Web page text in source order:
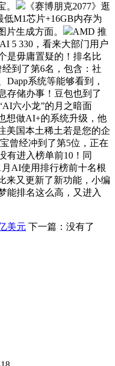
。
《赛博朋克2077》逛
M1芯片+16GB内存为
片生成方面。
AMD 推
5 330，看来大部门用户
是毋庸置疑的！排名比
到了第6名，包含：社
系统等能够看到，
存储办事！豆包也到了
六小龙”的月之暗面
想做AI+的系统升级，他
美国本土稀土若是您的企
曾经冲到了第5位，正在
有进入榜单前10！同
AI使用排行榜前十名根
来又更新了新功能，小编
能排名这么高，又进入
美元 下一篇：没有了